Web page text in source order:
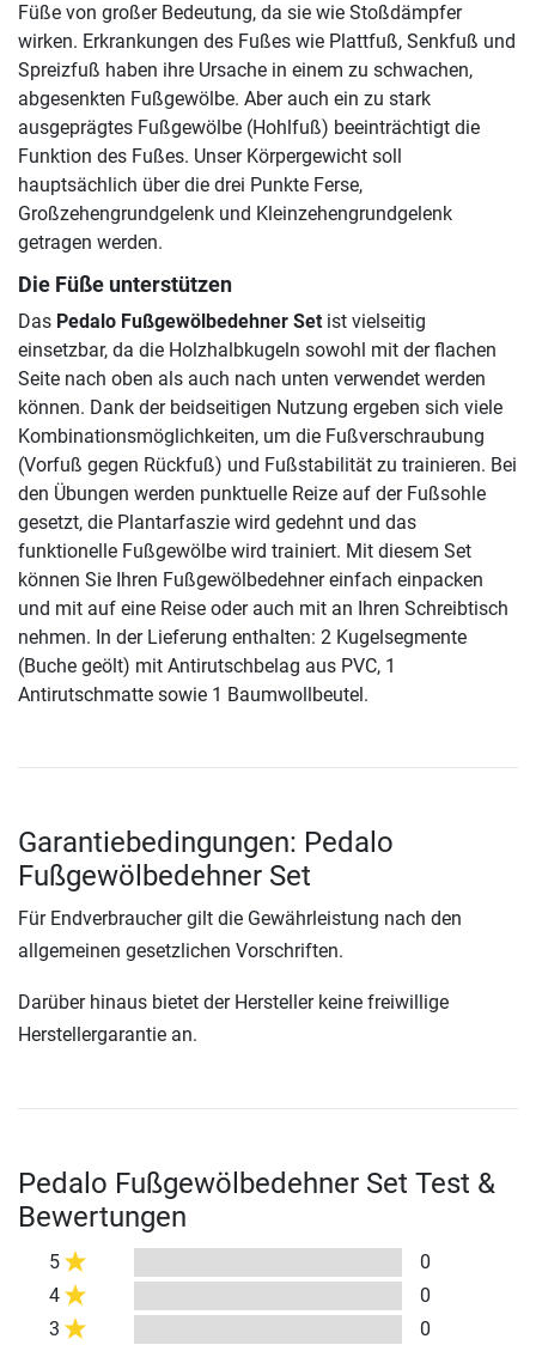
Füße von großer Bedeutung, da sie wie Stoßdämpfer
wirken. Erkrankungen des Fußes wie Plattfuß, Senkfuß und
Spreizfuß haben ihre Ursache in einem zu schwachen,
abgesenkten Fußgewölbe. Aber auch ein zu stark
ausgeprägtes Fußgewölbe (Hohlfuß) beeinträchtigt die
Funktion des Fußes. Unser Körpergewicht soll
hauptsächlich über die drei Punkte Ferse,
Großzehengrundgelenk und Kleinzehengrundgelenk
getragen werden.
Die Füße unterstützen
Das Pedalo Fußgewölbedehner Set ist vielseitig
einsetzbar, da die Holzhalbkugeln sowohl mit der flachen
Seite nach oben als auch nach unten verwendet werden
können. Dank der beidseitigen Nutzung ergeben sich viele
Kombinationsmöglichkeiten, um die Fußverschraubung
(Vorfuß gegen Rückfuß) und Fußstabilität zu trainieren. Bei
den Übungen werden punktuelle Reize auf der Fußsohle
gesetzt, die Plantarfaszie wird gedehnt und das
funktionelle Fußgewölbe wird trainiert. Mit diesem Set
können Sie Ihren Fußgewölbedehner einfach einpacken
und mit auf eine Reise oder auch mit an Ihren Schreibtisch
nehmen. In der Lieferung enthalten: 2 Kugelsegmente
(Buche geölt) mit Antirutschbelag aus PVC, 1
Antirutschmatte sowie 1 Baumwollbeutel.
Garantiebedingungen: Pedalo
Fußgewölbedehner Set
Für Endverbraucher gilt die Gewährleistung nach den
allgemeinen gesetzlichen Vorschriften.
Darüber hinaus bietet der Hersteller keine freiwillige
Herstellergarantie an.
Pedalo Fußgewölbedehner Set Test &
Bewertungen
5
0
4
0
3
0